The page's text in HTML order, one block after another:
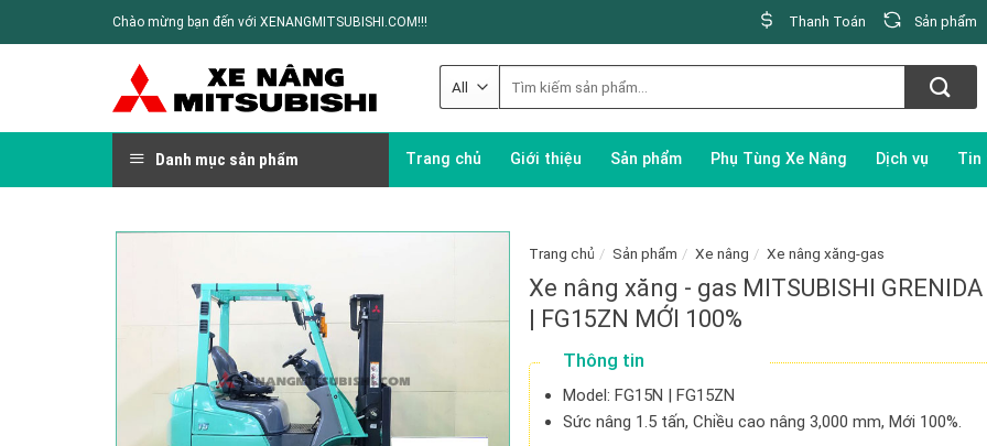
Chào mừng bạn đến với XENANGMITSUBISHI.COM!!! Thanh Toán Sản phẩm
Danh mục sản phẩm Trang chủ Giới thiệu Sản phẩm Phụ Tùng Xe Nâng Dịch vụ Tin
Trang chủ / Sản phẩm / Xe nâng / Xe nâng xăng-gas
Xe nâng xăng - gas MITSUBISHI GRENIDA
| FG15ZN MỚI 100%
Thông tin
Model: FG15N | FG15ZN
Sức nâng 1.5 tấn, Chiều cao nâng 3,000 mm, Mới 100%.